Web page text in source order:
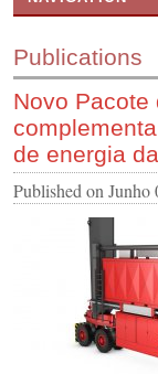
CONTACT US
INS MAIN
ABOUT US
Publications
Novo
de energia
Published on Junho